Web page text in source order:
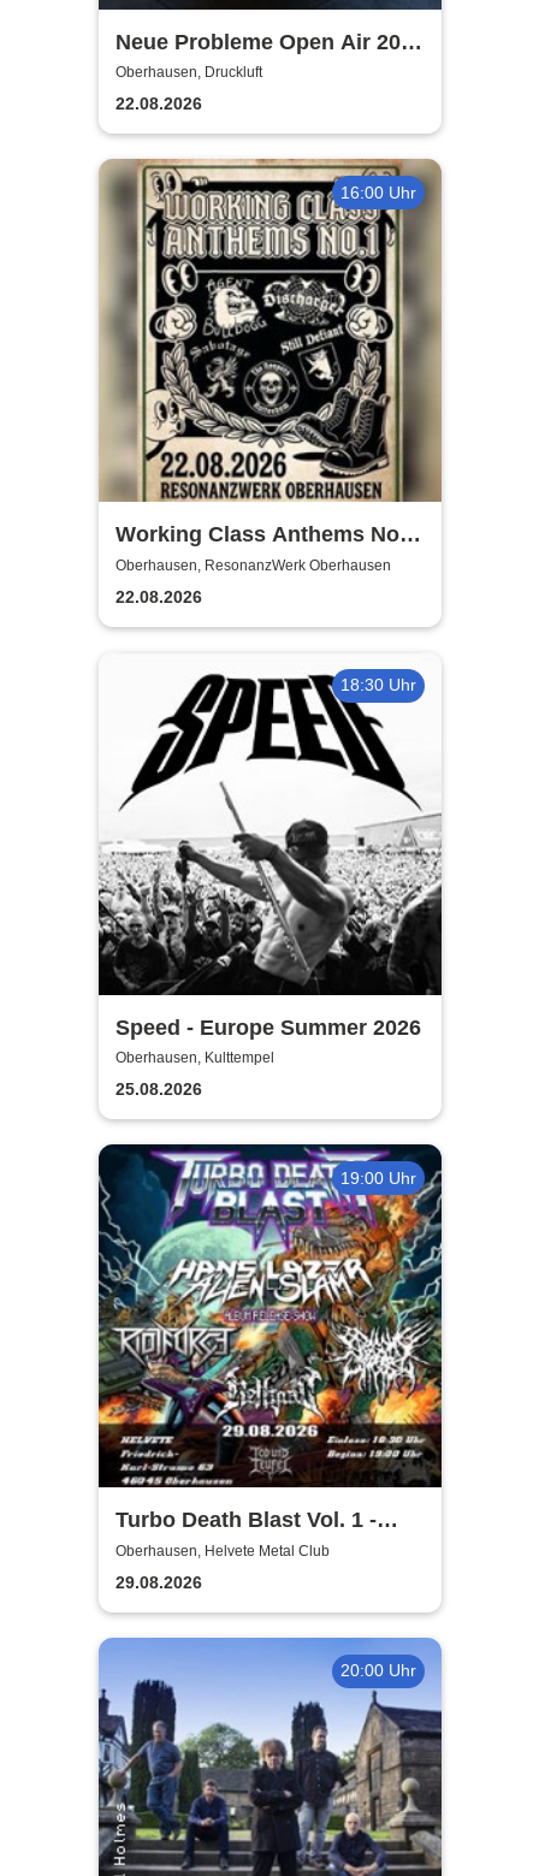
Neue Probleme Open Air 2026
- Crystal F + Special Guests
Oberhausen, Druckluft
22.08.2026
16:00 Uhr
Working Class Anthems No.1
| ResonanzWerk Oberhausen
Oberhausen, ResonanzWerk Oberhausen
22.08.2026
18:30 Uhr
Speed - Europe Summer 2026
Oberhausen, Kulttempel
25.08.2026
19:00 Uhr
Turbo Death Blast Vol. 1 -
Hans Lazer Alien Slam Album
Release Show
Oberhausen, Helvete Metal Club
29.08.2026
20:00 Uhr